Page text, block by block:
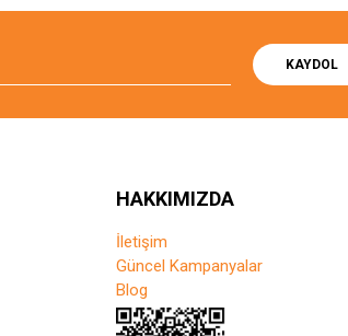
KAYDOL
HAKKIMIZDA
İletişim
Güncel Kampanyalar
Blog